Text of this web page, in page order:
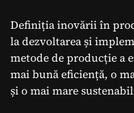
Definiția inovării în
la dezvoltarea și
metode de producție a
mai bună eficiență, o
și o mai mare